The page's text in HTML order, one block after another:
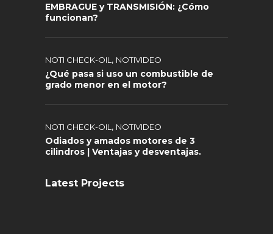
EMBRAGUE y TRANSMISIÓN: ¿Cómo
funcionan?
NOTI CHECK-OIL , NOTIVIDEO
¿Qué pasa si uso un combustible de
grado menor en el motor?
NOTI CHECK-OIL , NOTIVIDEO
Odiados y amados motores de 3
cilindros | Ventajas y desventajas.
Latest Projects